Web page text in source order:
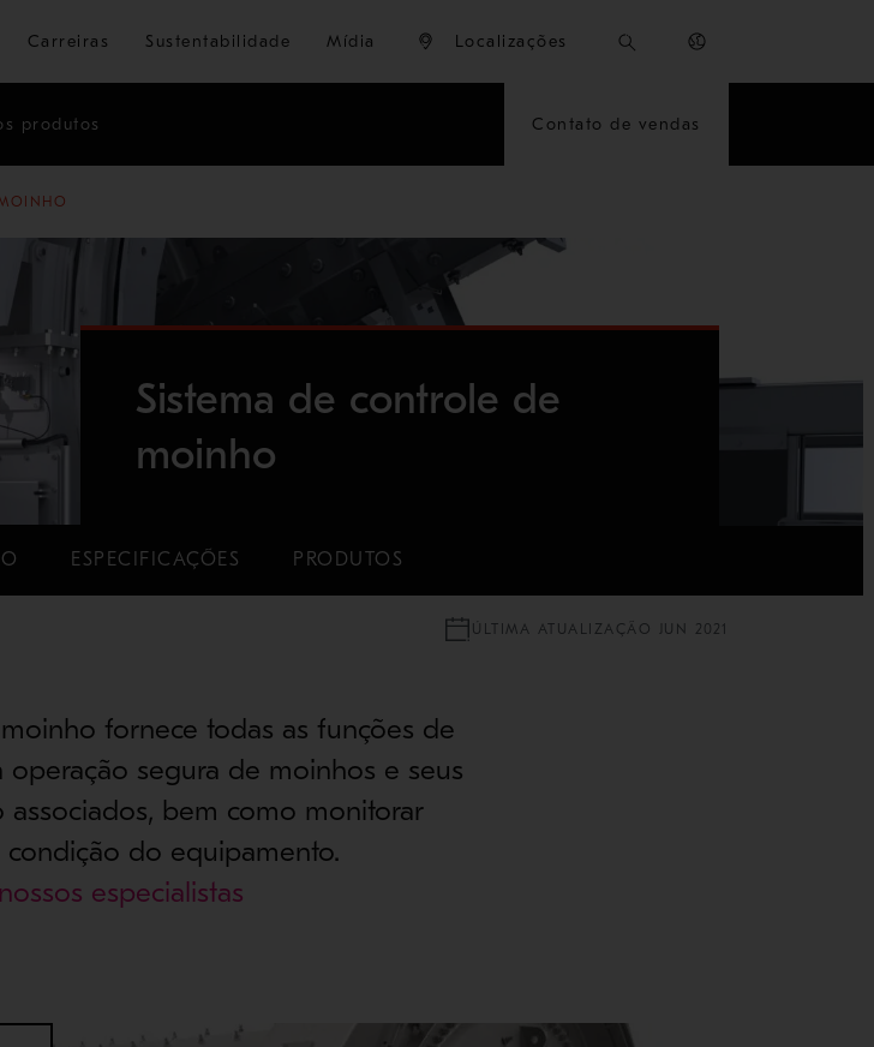
o conteúdo principal
Carreiras Sustentabilidade Mídia Localizações
produtos Contato de vendas
Sistema de controle de
moinho
ESPECIFICAÇÕES PRODUTOS
ÚLTIMA ATUALIZAÇÃO JUN 2021
fornece todas as funções de
operação segura de moinhos e seus
associados, bem como monitorar
do equipamento.
especialistas